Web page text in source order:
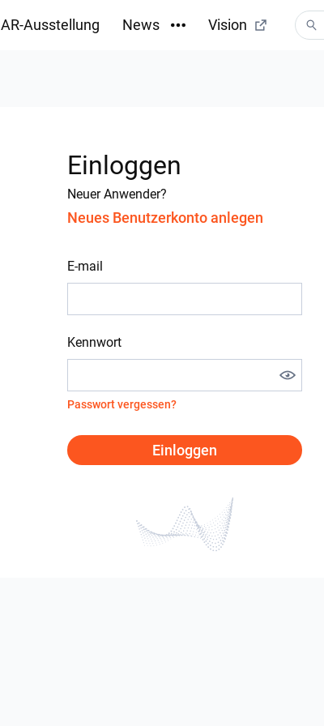
AR-Ausstellung News Vision
Einloggen
Neuer Anwender?
Neues Benutzerkonto anlegen
E-mail
Kennwort
Passwort vergessen?
Einloggen